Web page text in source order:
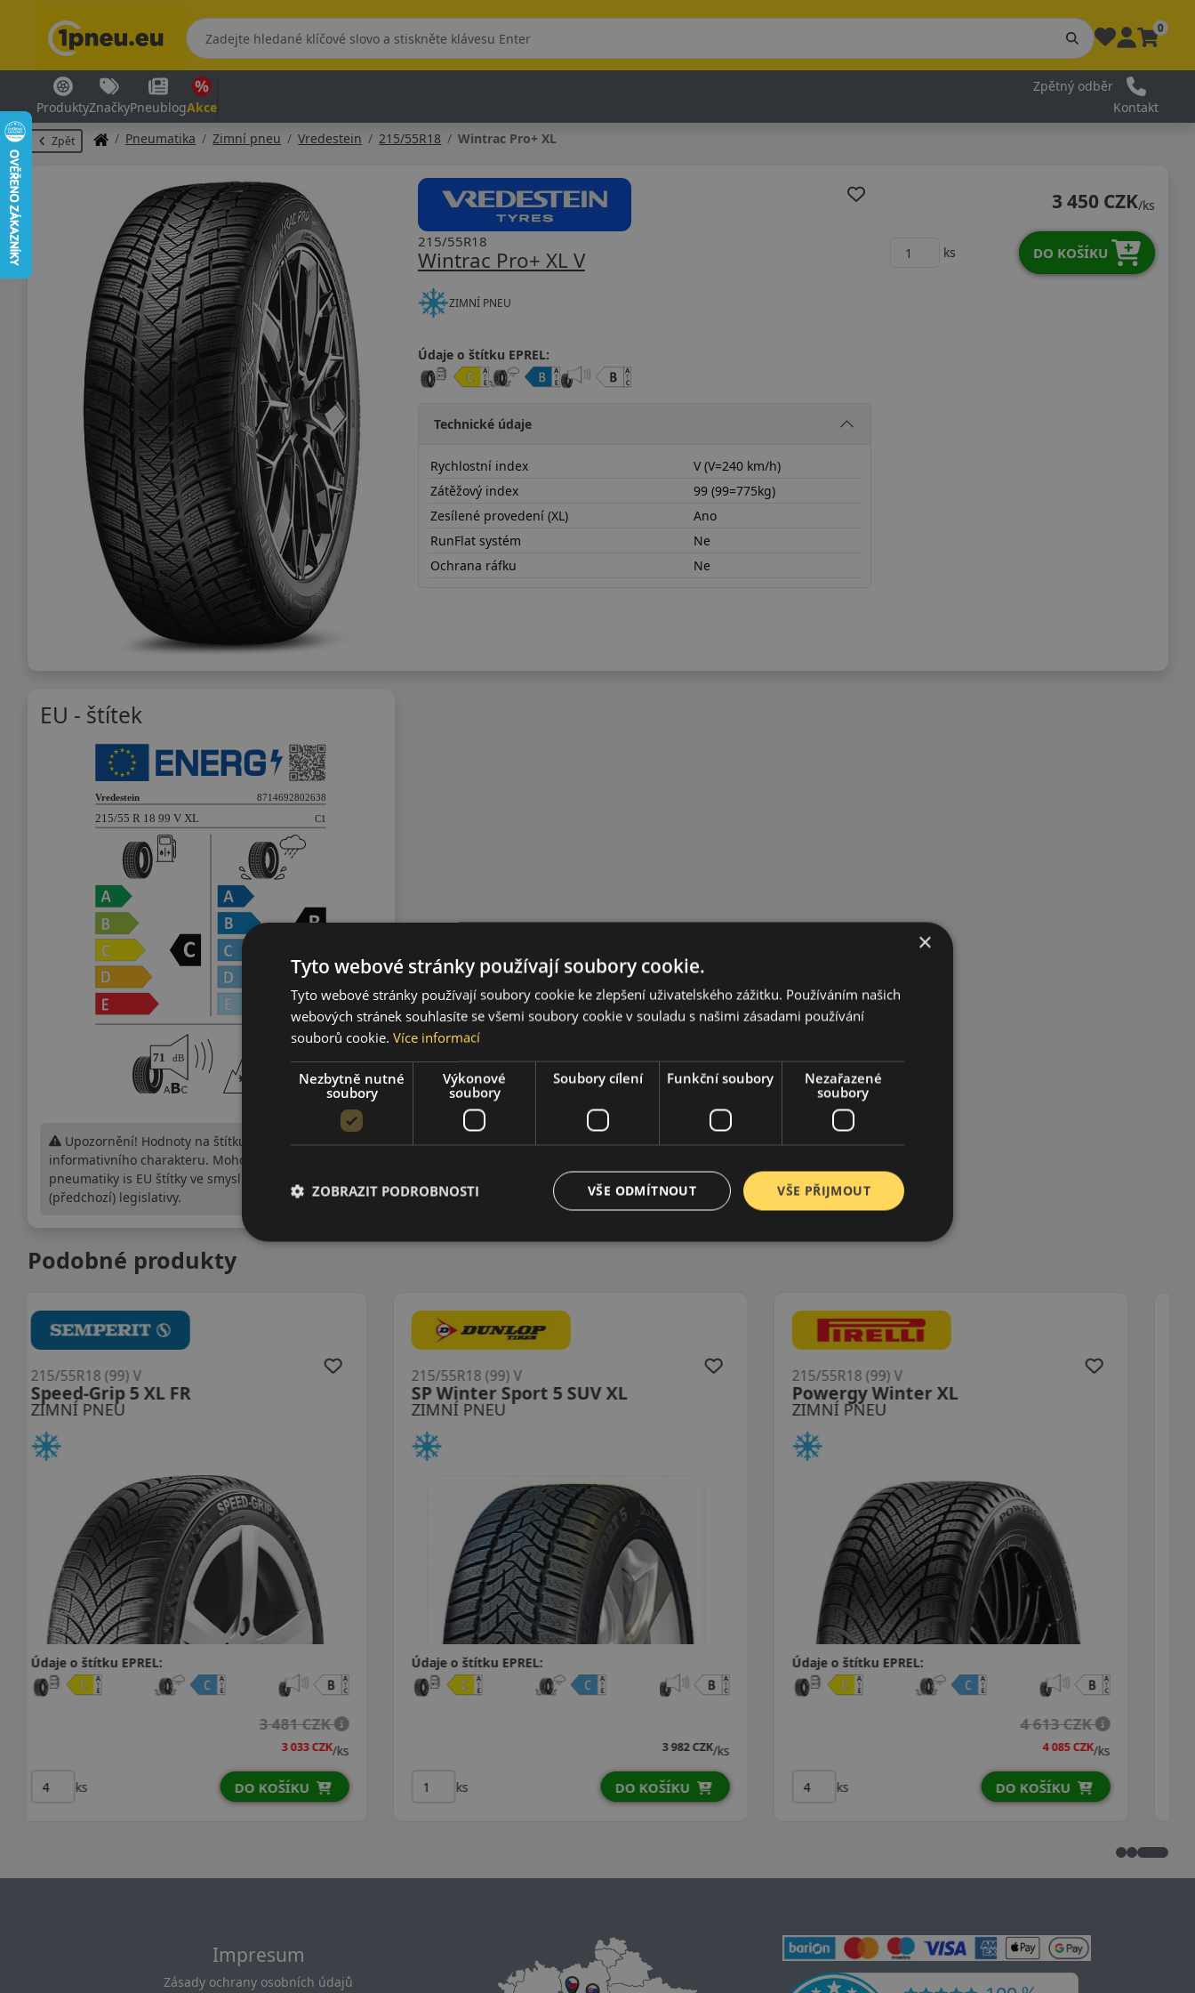
0
ProduktyZnačkyPneublogAkce
Zpětný odběr
Kontakt
Zpět Pneumatika Zimní pneu Vredestein 215/55R18 Wintrac Pro+ XL
Wintrac Pro+ XL V
215/55R18
ZIMNÍ PNEU
Údaje o štítku EPREL:
Technické údaje
Rychlostní index
V (V=240 km/h)
Zátěžový index
99 (99=775kg)
Zesílené provedení (XL)
Ano
RunFlat systém
Ne
Ochrana ráfku
Ne
3 450 CZK/ks
ks DO KOŠÍKU
EU - štítek
Upozornění! Hodnoty na štítku jsou pouze
informativního charakteru. Mohou být dodány
pneumatiky is EU štítky ve smyslu dosud platné
(předchozí) legislativy.
Podobné produkty
ZIMNÍ PNEU
Blizzak 6 XL
215/55R18 (99) V
Údaje o štítku EPREL:
4 626 CZK
4 093 CZK
DO KOŠÍKU
ZIMNÍ PNEU
Powergy 2 Winter XL
215/55R18 (99) V
Údaje o štítku EPREL:
4 133 CZK
DO KOŠÍKU
ZIMNÍ PNEU
Alpin 7 XL
215/55R18 (99) V
Údaje o štítku EPREL:
4 668 CZK
4 257 CZK
DO KOŠÍKU
Impresum
Zásady ochrany osobních údajů
×
Tyto webové stránky používají soubory cookie.
Tyto webové stránky používají soubory cookie ke zlepšení uživatelského zážitku. Používáním našich
webových stránek souhlasíte se všemi soubory cookie v souladu s našimi zásadami používání
souborů cookie. Více informací
Nezbytně nutné
soubory
Výkonové
soubory
Soubory cílení Funkční soubory
Nezařazené
soubory
VŠE PŘIJMOUT
VŠE ODMÍTNOUT
ZOBRAZIT PODROBNOSTI